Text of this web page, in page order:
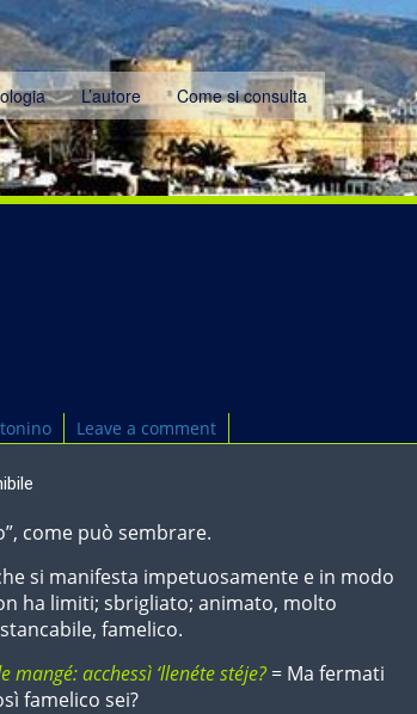
L’autore Come si consulta
tonino Leave a comment
come può sembrare.
si manifesta impetuosamente e in modo
ha limiti; sbrigliato; animato, molto
famelico.
mangé: acchessì ‘llenéte stéje?= Ma fermati
famelico sei?